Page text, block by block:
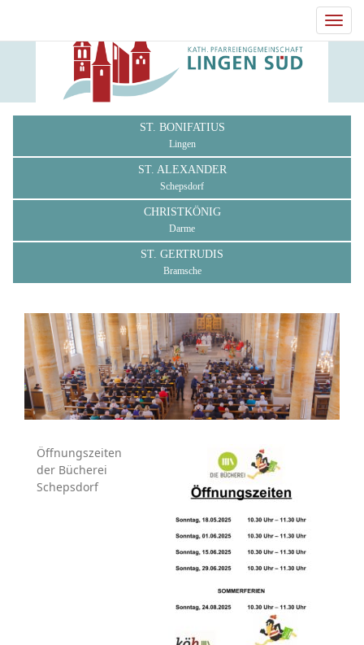
ST. BONIFATIUS
Lingen
ST. ALEXANDER
Schepsdorf
CHRISTKÖNIG
Darme
ST. GERTRUDIS
Bramsche
Öffnungszeiten
der Bücherei
Schepsdorf